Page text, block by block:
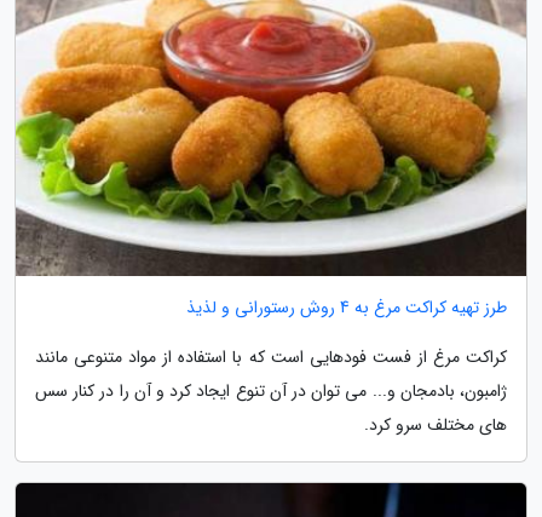
طرز تهیه کراکت مرغ به 4 روش رستورانی و لذیذ
کراکت مرغ از فست فودهایی است که با استفاده از مواد متنوعی مانند
ژامبون، بادمجان و... می توان در آن تنوع ایجاد کرد و آن را در کنار سس
های مختلف سرو کرد.